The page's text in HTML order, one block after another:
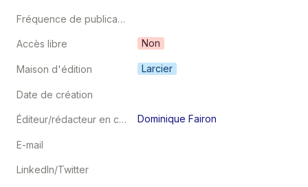
Fréquence de publication
Accès libre Non
Maison d'édition Larcier
Date de création
Éditeur/rédacteur en chef Dominique Fairon
E-mail
LinkedIn/Twitter